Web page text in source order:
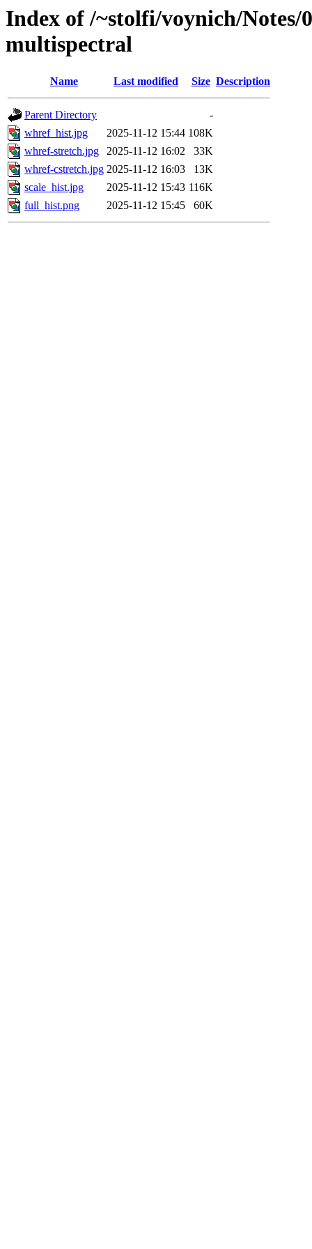
Index of /~stolfi/voynich/
multispectral
Name Last modified Size Description
Parent Directory
-
whref_hist.jpg
2025-11-12 15:44 108K
whref-stretch.jpg
2025-11-12 16:02
33K
whref-cstretch.jpg 2025-11-12 16:03
13K
scale_hist.jpg
2025-11-12 15:43 116K
full_hist.png
2025-11-12 15:45 60K